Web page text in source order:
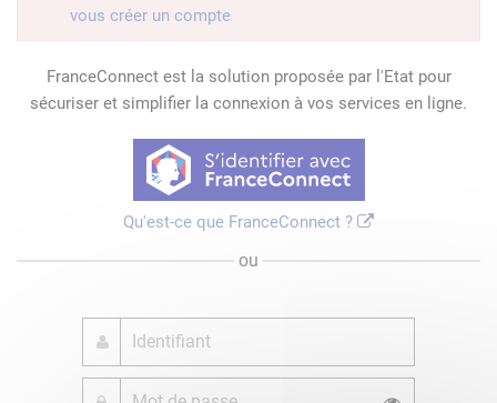
vous créer un compte
FranceConnect est la solution proposée par l'Etat pour
sécuriser et simplifier la connexion à vos services en ligne.
Qu'est-ce que FranceConnect ?
ou